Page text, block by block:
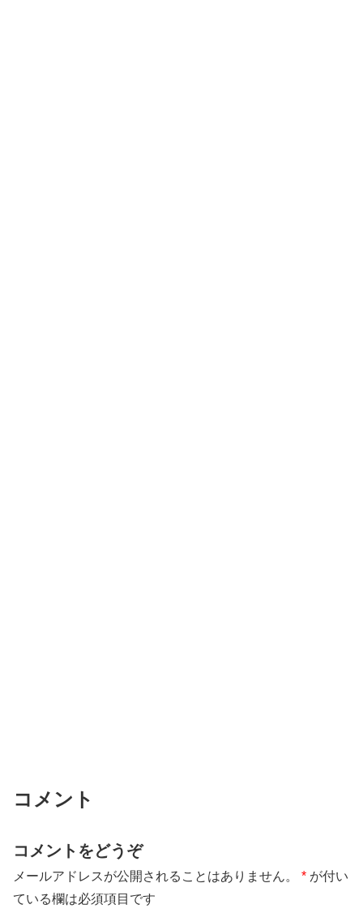
コメント
コメントをどうぞ
メールアドレスが公開されることはありません。 * が付い
ている欄は必須項目です